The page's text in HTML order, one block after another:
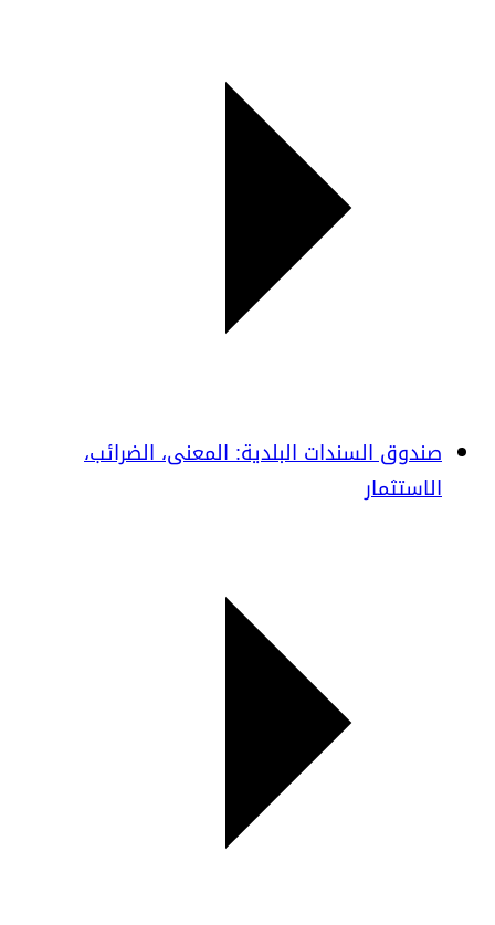
صندوق السندات البلدية: المعنى، الضرائب،
الاستثمار